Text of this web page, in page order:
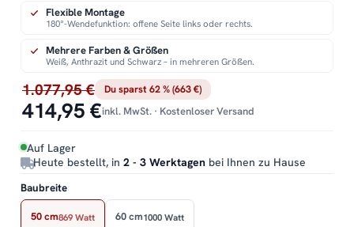
1.077,95 € Du sparst 62 % (663 €)
414,95 €inkl. MwSt. · Kostenloser Versand
Auf Lager
Heute bestellt, in 2 - 3 Werktagen bei Ihnen zu Hause
Flexible Montage
180°-Wendefunktion: offene Seite links oder rechts.
Mehrere Farben & Größen
Weiß, Anthrazit und Schwarz – in mehreren Größen.
Baubreite
50 cm869 Watt 60 cm1000 Watt